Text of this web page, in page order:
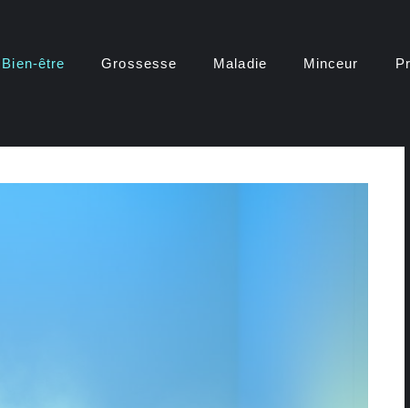
Bien-être Grossesse Maladie Minceur